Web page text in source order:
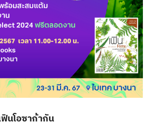
นโอซาก้ากัน